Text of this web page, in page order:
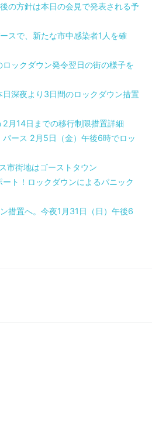
の方針は本日の会見で発表される予
スで、新たな市中感染者1人を確
ックダウン発令翌日の街の様子を
深夜より3日間のロックダウン措置
月14日までの移行制限措置詳細
ース 2月5日（金）午後6時でロッ
市街地はゴーストタウン
ト！ロックダウンによるパニック
措置へ。今夜1月31日（日）午後6